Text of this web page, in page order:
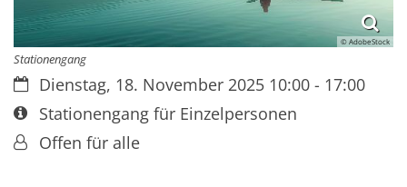
© AdobeStock
Stationengang
Datum:Dienstag, 18. November 2025 10:00 - 17:00
Art bzw. Nummer:
Stationengang für Einzelpersonen
Von:Offen für alle